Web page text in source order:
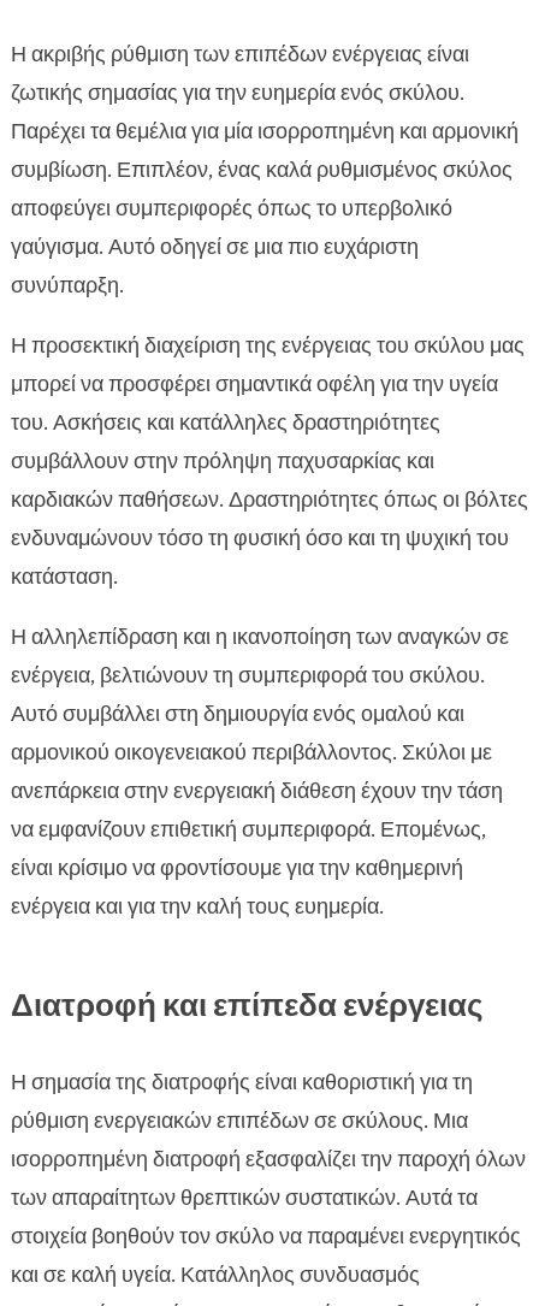
Η ακριβής ρύθμιση των επιπέδων ενέργειας είναι
ζωτικής σημασίας για την ευημερία ενός σκύλου.
Παρέχει τα θεμέλια για μία ισορροπημένη και αρμονική
συμβίωση. Επιπλέον, ένας καλά ρυθμισμένος σκύλος
αποφεύγει συμπεριφορές όπως το υπερβολικό
γαύγισμα. Αυτό οδηγεί σε μια πιο ευχάριστη
συνύπαρξη.
Η προσεκτική διαχείριση της ενέργειας του σκύλου μας
μπορεί να προσφέρει σημαντικά οφέλη για την υγεία
του. Ασκήσεις και κατάλληλες δραστηριότητες
συμβάλλουν στην πρόληψη παχυσαρκίας και
καρδιακών παθήσεων. Δραστηριότητες όπως οι βόλτες
ενδυναμώνουν τόσο τη φυσική όσο και τη ψυχική του
κατάσταση.
Η αλληλεπίδραση και η ικανοποίηση των αναγκών σε
ενέργεια, βελτιώνουν τη συμπεριφορά του σκύλου.
Αυτό συμβάλλει στη δημιουργία ενός ομαλού και
αρμονικού οικογενειακού περιβάλλοντος. Σκύλοι με
ανεπάρκεια στην ενεργειακή διάθεση έχουν την τάση
να εμφανίζουν επιθετική συμπεριφορά. Επομένως,
είναι κρίσιμο να φροντίσουμε για την καθημερινή
ενέργεια και για την καλή τους ευημερία.
Διατροφή και επίπεδα ενέργειας
Η σημασία της διατροφής είναι καθοριστική για τη
ρύθμιση ενεργειακών επιπέδων σε σκύλους. Μια
ισορροπημένη διατροφή εξασφαλίζει την παροχή όλων
των απαραίτητων θρεπτικών συστατικών. Αυτά τα
στοιχεία βοηθούν τον σκύλο να παραμένει ενεργητικός
και σε καλή υγεία. Κατάλληλος συνδυασμός